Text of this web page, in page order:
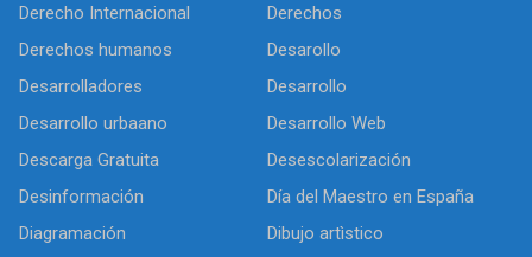
Derecho Internacional
Derechos
Derechos humanos
Desarollo
Desarrolladores
Desarrollo
Desarrollo urbaano
Desarrollo Web
Descarga Gratuita
Desescolarización
Desinformación
Día del Maestro en España
Diagramación
Dibujo artìstico